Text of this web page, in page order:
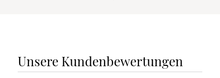
Unsere Kundenbewertungen